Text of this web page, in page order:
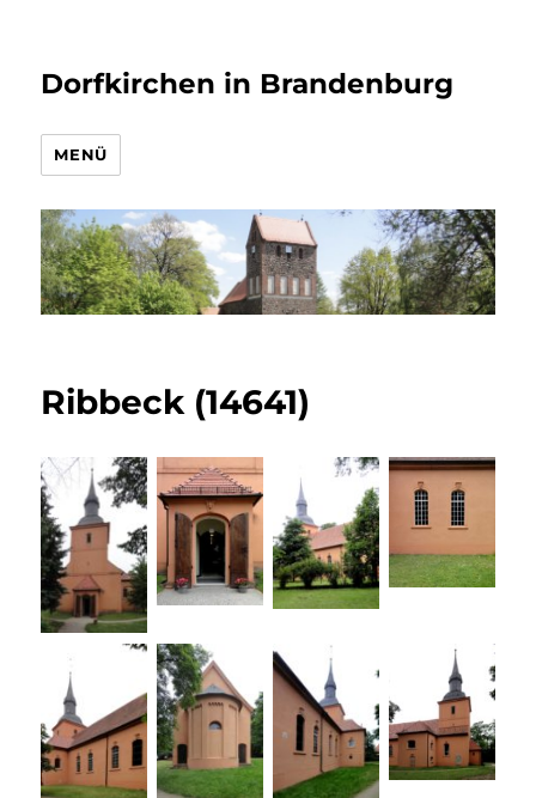
Dorfkirchen in Brandenburg
MENÜ
Ribbeck (14641)